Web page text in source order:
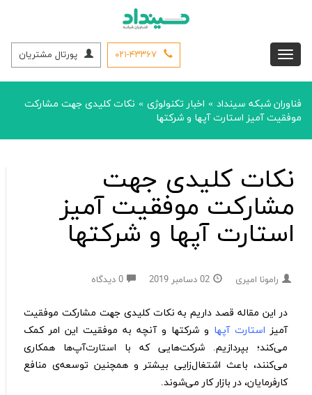
۰۲۱-۴۳۳۶۷ پورتال مشتریان
فناوران شبکه سینداد » اخبار تکنولوژی » نکات کلیدی جهت مشارکت
موفقیت آمیز استارت آپها و شرکتها
نکات کلیدی جهت
مشارکت موفقیت آمیز
استارت آپها و شرکتها
رامونا امیری 02 دسامبر 2019 0 دیدگاه
در این مقاله قصد داریم به نکات کلیدی جهت مشارکت موفقیت
آمیز استارت آپها و شرکتها و آنچه به موفقیت این امر کمک
می‌کند؛ بپردازیم. شرکت‌هایی‌ که با استارت‌آپ‌ها همکاری
می‌کنند، باعث اشتغال‌زایی بیشتر و‌ همچنین توسعه‌ی منافع
کارفرمایان،‌ در بازار کار می‌شوند.